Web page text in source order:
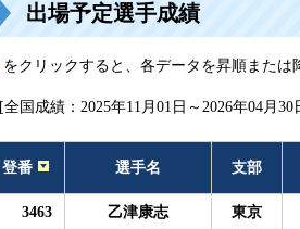
出場予定選手成績
をクリックすると、各データを昇順または
[全国成績：2025年11月01日～2026年04月
登番 選手名 支部
3463 乙津康志 東京